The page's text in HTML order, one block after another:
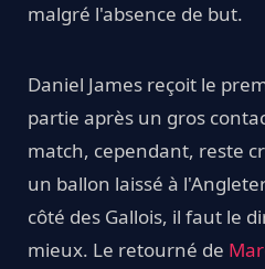
malgré l'absence de but.
Daniel James reçoit le
partie après un gros
match, cependant, reste
un ballon laissé à
côté des Gallois, il faut le
mieux. Le retourné de